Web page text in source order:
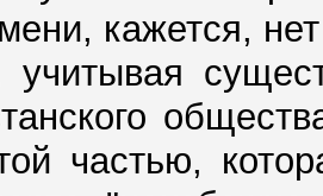
кажется,
учитывая с
частью,